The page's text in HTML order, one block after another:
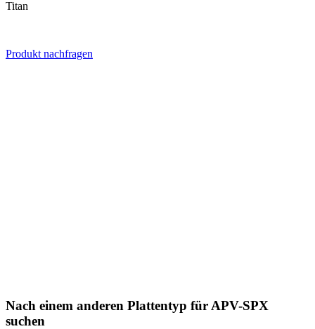
Titan
Produkt nachfragen
Nach einem anderen Plattentyp für APV-SPX
suchen